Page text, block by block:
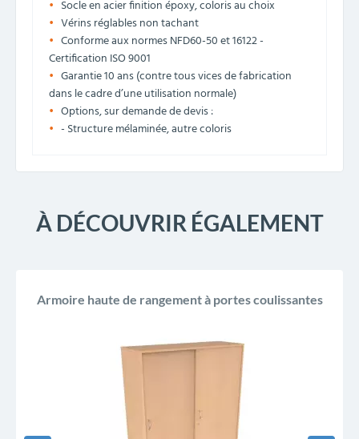
Socle en acier finition époxy, coloris au choix
Vérins réglables non tachant
Conforme aux normes NFD60-50 et 16122 -
Certification ISO 9001
Garantie 10 ans (contre tous vices de fabrication
dans le cadre d’une utilisation normale)
Options, sur demande de devis :
- Structure mélaminée, autre coloris
À DÉCOUVRIR ÉGALEMENT
Armoire haute de rangement à portes coulissantes